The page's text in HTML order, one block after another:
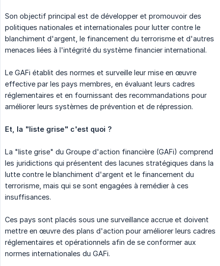
Son objectif principal est de développer et promouvoir des
politiques nationales et internationales pour lutter contre le
blanchiment d'argent, le financement du terrorisme et d'autres
menaces liées à l'intégrité du système financier international.
Le GAFi établit des normes et surveille leur mise en œuvre
effective par les pays membres, en évaluant leurs cadres
réglementaires et en fournissant des recommandations pour
améliorer leurs systèmes de prévention et de répression.
Et, la "liste grise" c'est quoi ?
La "liste grise" du Groupe d'action financière (GAFi) comprend
les juridictions qui présentent des lacunes stratégiques dans la
lutte contre le blanchiment d'argent et le financement du
terrorisme, mais qui se sont engagées à remédier à ces
insuffisances.
Ces pays sont placés sous une surveillance accrue et doivent
mettre en œuvre des plans d'action pour améliorer leurs cadres
réglementaires et opérationnels afin de se conformer aux
normes internationales du GAFi.